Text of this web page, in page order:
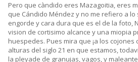
Pero que càndido eres Mazagoitia, eres
que Cándido Méndez y no me refiero a
engorde y cara dura que es el de la foto,
vision de cortisimo alcance y una miopia
huespedes. Pues mira que ¡a los cojones
alturas del siglo 21 en que estamos,
la pleyade de granujas, vagos, y